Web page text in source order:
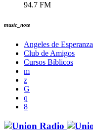
94.7 FM
music_note
Angeles de Esperanza
Club de Amigos
Cursos Bíblicos